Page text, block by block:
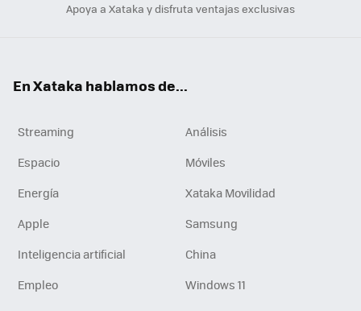
Apoya a Xataka y disfruta ventajas exclusivas
En Xataka hablamos de...
Streaming
Análisis
Espacio
Móviles
Energía
Xataka Movilidad
Apple
Samsung
Inteligencia artificial
China
Empleo
Windows 11